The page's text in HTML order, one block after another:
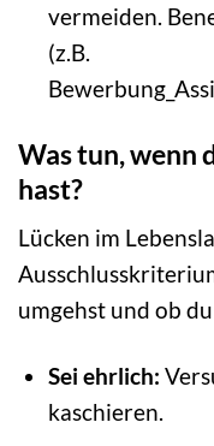
vermeiden.
(z.B.
Was tun, wenn
hast?
Lücken im
umgehst und ob
Sei ehrlich:
kaschieren.